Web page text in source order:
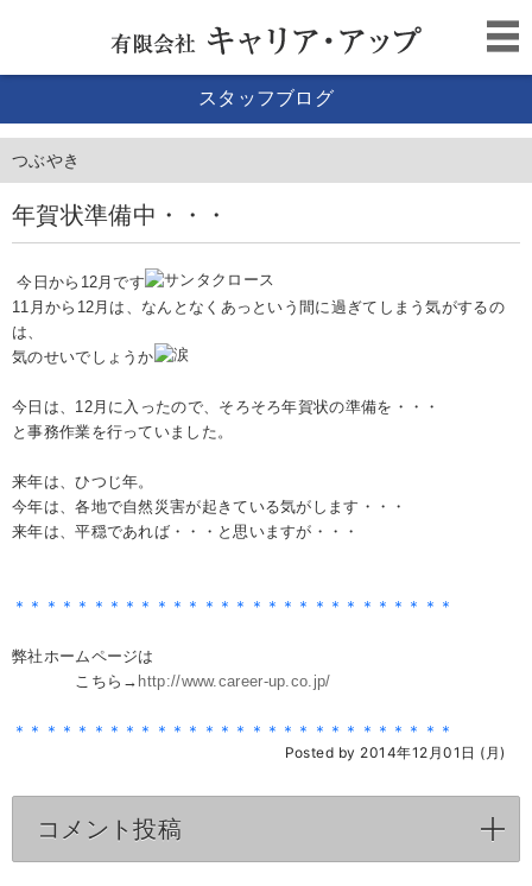
スタッフブログ
つぶやき
年賀状準備中・・・
今日から12月です
11月から12月は、なんとなくあっという間に過ぎてしまう気がするの
は、
気のせいでしょうか
今日は、12月に入ったので、そろそろ年賀状の準備を・・・
と事務作業を行っていました。
来年は、ひつじ年。
今年は、各地で自然災害が起きている気がします・・・
来年は、平穏であれば・・・と思いますが・・・
＊＊＊＊＊＊＊＊＊＊＊＊＊＊＊＊＊＊＊＊＊＊＊＊＊＊＊＊
弊社ホームページは
こちら→ http://www.career-up.co.jp/
＊＊＊＊＊＊＊＊＊＊＊＊＊＊＊＊＊＊＊＊＊＊＊＊＊＊＊＊
Posted by 2014年12月01日 (月)
コメント投稿